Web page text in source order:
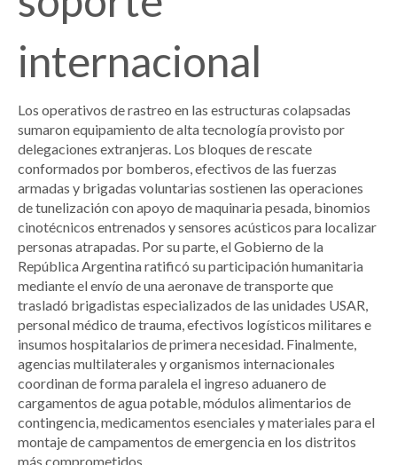
internacional
Los operativos de rastreo en las estructuras colapsadas
sumaron equipamiento de alta tecnología provisto por
delegaciones extranjeras. Los bloques de rescate
conformados por bomberos, efectivos de las fuerzas
armadas y brigadas voluntarias sostienen las operaciones
de tunelización con apoyo de maquinaria pesada, binomios
cinotécnicos entrenados y sensores acústicos para localizar
personas atrapadas. Por su parte, el Gobierno de la
República Argentina ratificó su participación humanitaria
mediante el envío de una aeronave de transporte que
trasladó brigadistas especializados de las unidades USAR,
personal médico de trauma, efectivos logísticos militares e
insumos hospitalarios de primera necesidad. Finalmente,
agencias multilaterales y organismos internacionales
coordinan de forma paralela el ingreso aduanero de
cargamentos de agua potable, módulos alimentarios de
contingencia, medicamentos esenciales y materiales para el
montaje de campamentos de emergencia en los distritos
más comprometidos.